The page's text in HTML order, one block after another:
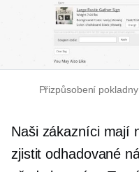
Přizpůsobení
Naši zákazníci mají
zjistit odhadované